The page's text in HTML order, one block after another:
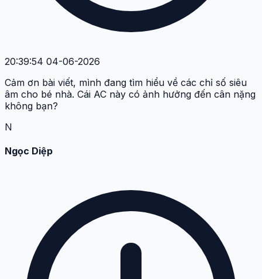
20:39:54 04-06-2026
Cảm ơn bài viết, mình đang tìm hiểu về các chỉ số siêu
âm cho bé nhà. Cái AC này có ảnh hưởng đến cân nặng
không bạn?
N
Ngọc Diệp